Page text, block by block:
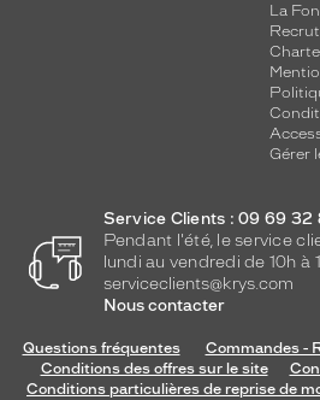
La
Gérer
Service Clients : 09 69 32
Pendant l'été, le service
lundi au vendredi de 10h à
serviceclients@krys.com
Nous contacter
Questions fréquentes
Commandes -
Conditions des offres sur le site
Conditions particulières de reprise de